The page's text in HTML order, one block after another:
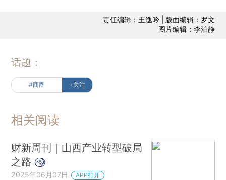
责任编辑：王逸吟 | 版面编辑：罗文
图片编辑：李泊静
话题：
#商圈 +关注
相关阅读
财新周刊｜山西产业转型破局
之路
2025年06月07日 APP打开